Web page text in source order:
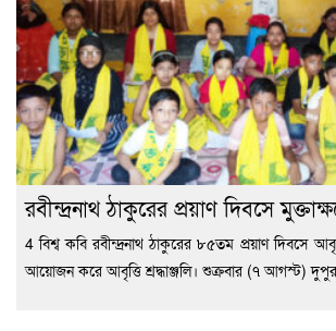
রবীন্দ্রনাথ ঠাকুরের প্রয়াণ দিবসে
4 বিশ্ব কবি রবীন্দ্রনাথ ঠাকুরের ৮৫তম প্রয়াণ দিবসে
আয়োজন করে আবৃত্তি শ্রদ্ধাঞ্জলি। শুক্রবার (৭ আগস্ট) দুপুর